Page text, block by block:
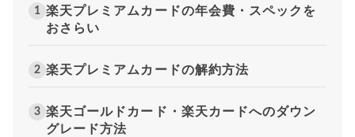
1 楽天プレミアムカードの年会費・スペックを
おさらい
2 楽天プレミアムカードの解約方法
3 楽天ゴールドカード・楽天カードへのダウン
グレード方法